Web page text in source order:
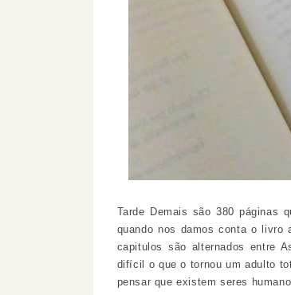
Tarde Demais são 380 páginas
quando nos damos conta o livro
capitulos são alternados entre
difícil o que o tornou um adulto
pensar que existem seres